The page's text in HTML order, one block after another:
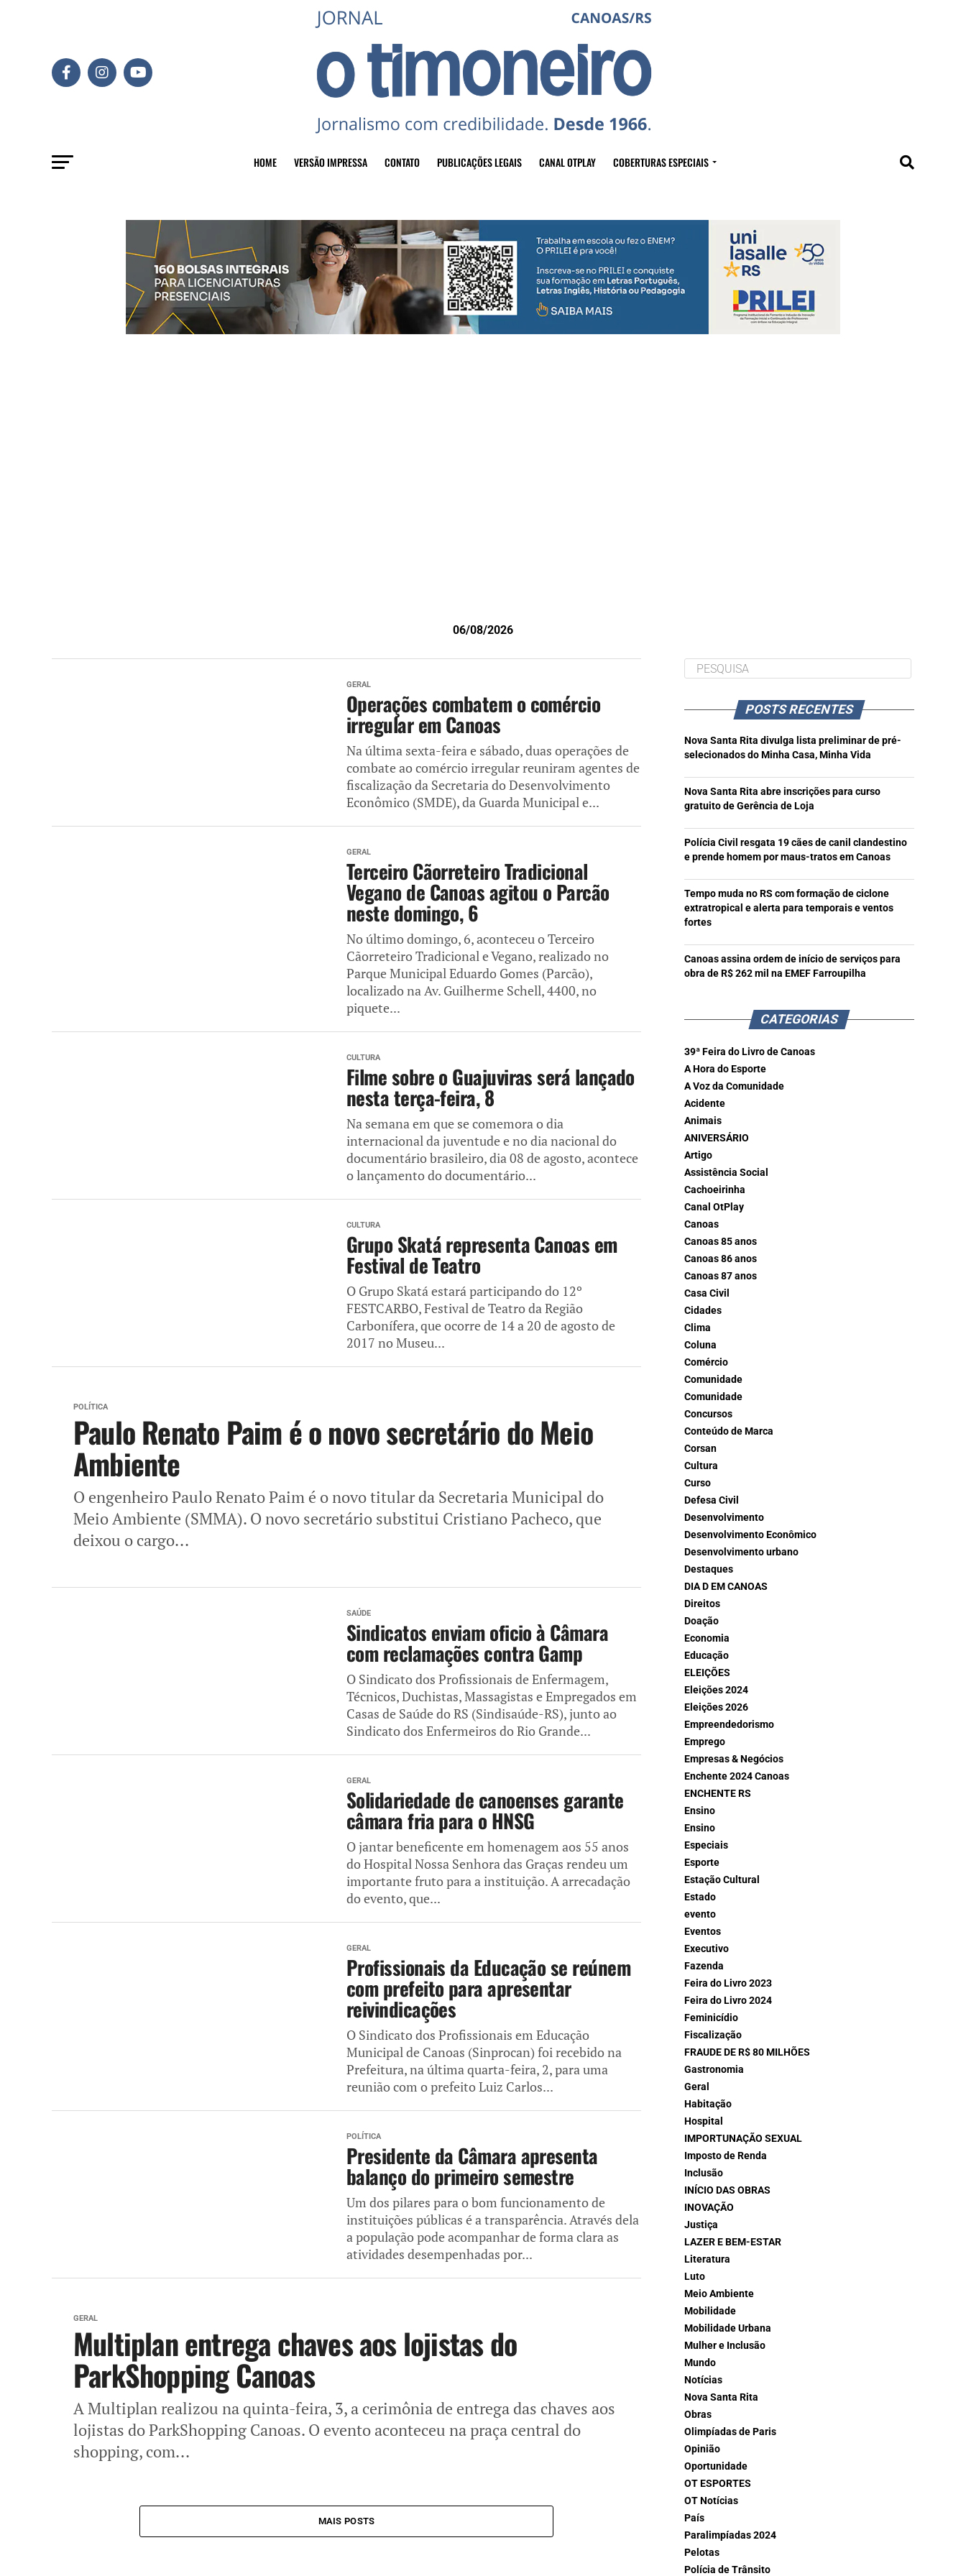
HOME VERSÃO IMPRESSA CONTATO PUBLICAÇÕES LEGAIS CANAL OTPLAY COBERTURAS ESPECIAIS
06/08/2026
GERAL
Operações combatem o comércio
irregular em Canoas
Na última sexta-feira e sábado, duas operações de
combate ao comércio irregular reuniram agentes de
fiscalização da Secretaria do Desenvolvimento
Econômico (SMDE), da Guarda Municipal e...
GERAL
Terceiro Cãorreteiro Tradicional
Vegano de Canoas agitou o Parcão
neste domingo, 6
No último domingo, 6, aconteceu o Terceiro
Cãorreteiro Tradicional e Vegano, realizado no
Parque Municipal Eduardo Gomes (Parcão),
localizado na Av. Guilherme Schell, 4400, no
piquete...
CULTURA
Filme sobre o Guajuviras será lançado
nesta terça-feira, 8
Na semana em que se comemora o dia
internacional da juventude e no dia nacional do
documentário brasileiro, dia 08 de agosto, acontece
o lançamento do documentário...
CULTURA
Grupo Skatá representa Canoas em
Festival de Teatro
O Grupo Skatá estará participando do 12º
FESTCARBO, Festival de Teatro da Região
Carbonífera, que ocorre de 14 a 20 de agosto de
2017 no Museu...
POLÍTICA
Paulo Renato Paim é o novo secretário do Meio
Ambiente
O engenheiro Paulo Renato Paim é o novo titular da Secretaria Municipal do
Meio Ambiente (SMMA). O novo secretário substitui Cristiano Pacheco, que
deixou o cargo...
SAÚDE
Sindicatos enviam oficio à Câmara
com reclamações contra Gamp
O Sindicato dos Profissionais de Enfermagem,
Técnicos, Duchistas, Massagistas e Empregados em
Casas de Saúde do RS (Sindisaúde-RS), junto ao
Sindicato dos Enfermeiros do Rio Grande...
GERAL
Solidariedade de canoenses garante
câmara fria para o HNSG
O jantar beneficente em homenagem aos 55 anos
do Hospital Nossa Senhora das Graças rendeu um
importante fruto para a instituição. A arrecadação
do evento, que...
GERAL
Profissionais da Educação se reúnem
com prefeito para apresentar
reivindicações
O Sindicato dos Profissionais em Educação
Municipal de Canoas (Sinprocan) foi recebido na
Prefeitura, na última quarta-feira, 2, para uma
reunião com o prefeito Luiz Carlos...
POLÍTICA
Presidente da Câmara apresenta
balanço do primeiro semestre
Um dos pilares para o bom funcionamento de
instituições públicas é a transparência. Através dela
a população pode acompanhar de forma clara as
atividades desempenhadas por...
GERAL
Multiplan entrega chaves aos lojistas do
ParkShopping Canoas
A Multiplan realizou na quinta-feira, 3, a cerimônia de entrega das chaves aos
lojistas do ParkShopping Canoas. O evento aconteceu na praça central do
shopping, com...
MAIS POSTS
POSTS RECENTES
Nova Santa Rita divulga lista preliminar de pré-
selecionados do Minha Casa, Minha Vida
Nova Santa Rita abre inscrições para curso
gratuito de Gerência de Loja
Polícia Civil resgata 19 cães de canil clandestino
e prende homem por maus-tratos em Canoas
Tempo muda no RS com formação de ciclone
extratropical e alerta para temporais e ventos
fortes
Canoas assina ordem de início de serviços para
obra de R$ 262 mil na EMEF Farroupilha
CATEGORIAS
39ª Feira do Livro de Canoas
A Hora do Esporte
A Voz da Comunidade
Acidente
Animais
ANIVERSÁRIO
Artigo
Assistência Social
Cachoeirinha
Canal OtPlay
Canoas
Canoas 85 anos
Canoas 86 anos
Canoas 87 anos
Casa Civil
Cidades
Clima
Coluna
Comércio
Comunidade
Comunidade
Concursos
Conteúdo de Marca
Corsan
Cultura
Curso
Defesa Civil
Desenvolvimento
Desenvolvimento Econômico
Desenvolvimento urbano
Destaques
DIA D EM CANOAS
Direitos
Doação
Economia
Educação
ELEIÇÕES
Eleições 2024
Eleições 2026
Empreendedorismo
Emprego
Empresas & Negócios
Enchente 2024 Canoas
ENCHENTE RS
Ensino
Ensino
Especiais
Esporte
Estação Cultural
Estado
evento
Eventos
Executivo
Fazenda
Feira do Livro 2023
Feira do Livro 2024
Feminicídio
Fiscalização
FRAUDE DE R$ 80 MILHÕES
Gastronomia
Geral
Habitação
Hospital
IMPORTUNAÇÃO SEXUAL
Imposto de Renda
Inclusão
INÍCIO DAS OBRAS
INOVAÇÃO
Justiça
LAZER E BEM-ESTAR
Literatura
Luto
Meio Ambiente
Mobilidade
Mobilidade Urbana
Mulher e Inclusão
Mundo
Notícias
Nova Santa Rita
Obras
Olimpíadas de Paris
Opinião
Oportunidade
OT ESPORTES
OT Notícias
País
Paralimpíadas 2024
Pelotas
Polícia de Trânsito